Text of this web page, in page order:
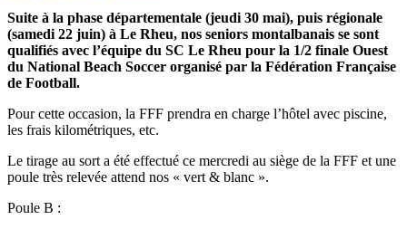
Suite à la phase départementale (jeudi 30 mai), puis régionale
(samedi 22 juin) à Le Rheu, nos seniors montalbanais se sont
qualifiés avec l’équipe du SC Le Rheu pour la 1/2 finale Ouest
du National Beach Soccer organisé par la Fédération Française
de Football.
Pour cette occasion, la FFF prendra en charge l’hôtel avec piscine,
les frais kilométriques, etc.
Le tirage au sort a été effectué ce mercredi au siège de la FFF et une
poule très relevée attend nos « vert & blanc ».
Poule B :